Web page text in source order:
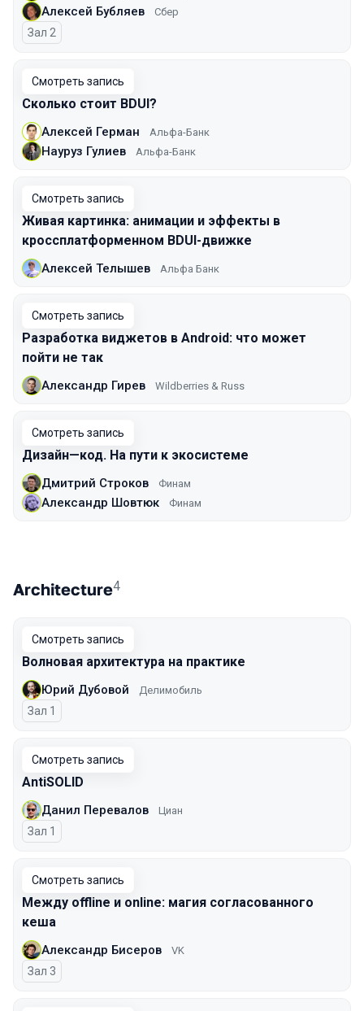
Алексей Бубляев Сбер
Зал 2
Смотреть запись
Сколько стоит BDUI?
Алексей Герман Альфа-Банк
Науруз Гулиев Альфа-Банк
Смотреть запись
Живая картинка: анимации и эффекты в
кроссплатформенном BDUI-движке
Алексей Телышев Альфа Банк
Смотреть запись
Разработка виджетов в Android: что может
пойти не так
Александр Гирев Wildberries & Russ
Смотреть запись
Дизайн—код. На пути к экосистеме
Дмитрий Строков Финам
Александр Шовтюк Финам
Architecture4
Смотреть запись
Волновая архитектура на практике
Юрий Дубовой Делимобиль
Зал 1
Смотреть запись
AntiSOLID
Данил Перевалов Циан
Зал 1
Смотреть запись
Между offline и online: магия согласованного
кеша
Александр Бисеров VK
Зал 3